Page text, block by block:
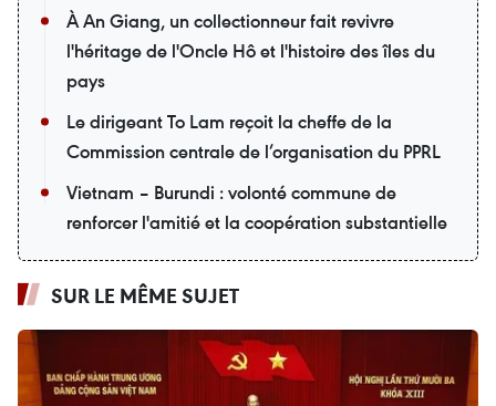
À An Giang, un collectionneur fait revivre
l'héritage de l'Oncle Hô et l'histoire des îles du
pays
Le dirigeant To Lam reçoit la cheffe de la
Commission centrale de l’organisation du PPRL
Vietnam – Burundi : volonté commune de
renforcer l'amitié et la coopération substantielle
SUR LE MÊME SUJET